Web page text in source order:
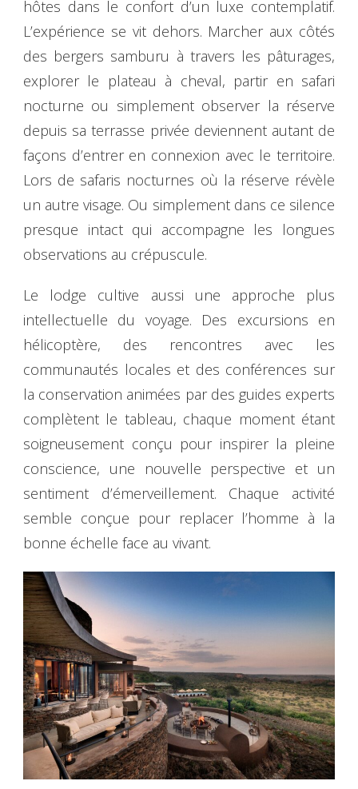
hôtes dans le confort d’un luxe contemplatif.
L’expérience se vit dehors. Marcher aux côtés
des bergers samburu à travers les pâturages,
explorer le plateau à cheval, partir en safari
nocturne ou simplement observer la réserve
depuis sa terrasse privée deviennent autant de
façons d’entrer en connexion avec le territoire.
Lors de safaris nocturnes où la réserve révèle
un autre visage. Ou simplement dans ce silence
presque intact qui accompagne les longues
observations au crépuscule.
Le lodge cultive aussi une approche plus
intellectuelle du voyage. Des excursions en
hélicoptère, des rencontres avec les
communautés locales et des conférences sur
la conservation animées par des guides experts
complètent le tableau, chaque moment étant
soigneusement conçu pour inspirer la pleine
conscience, une nouvelle perspective et un
sentiment d’émerveillement. Chaque activité
semble conçue pour replacer l’homme à la
bonne échelle face au vivant.